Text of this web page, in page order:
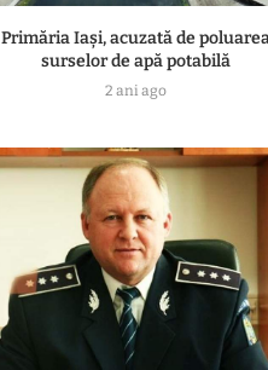
Primăria Iași, acuzată de
surselor de apă potabilă
2 ani ago